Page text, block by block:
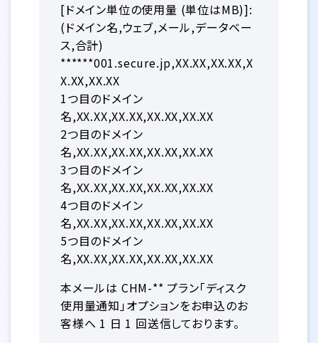
[ドメイン単位の使用量 (単位はMB)]:
(ドメイン名,ウェブ,メール,データベー
ス,合計)
******001.secure.jp,XX.XX,XX.XX,X
X.XX,XX.XX
1つ目のドメイン
名,XX.XX,XX.XX,XX.XX,XX.XX
2つ目のドメイン
名,XX.XX,XX.XX,XX.XX,XX.XX
3つ目のドメイン
名,XX.XX,XX.XX,XX.XX,XX.XX
4つ目のドメイン
名,XX.XX,XX.XX,XX.XX,XX.XX
5つ目のドメイン
名,XX.XX,XX.XX,XX.XX,XX.XX
本メールは CHM-** プラン「ディスク
使用量通知」オプションをお申込のお
客様へ 1 日 1 回送信しております。